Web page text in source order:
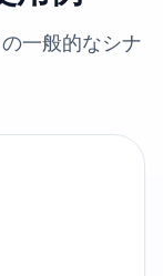
一般的なシナ